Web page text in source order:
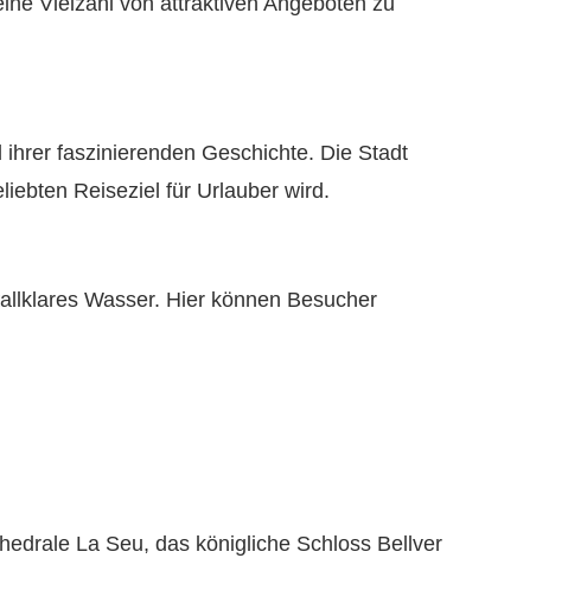
faszinierenden Geschichte. Die Stadt
Reiseziel für Urlauber wird.
Wasser. Hier können Besucher
La Seu, das königliche Schloss Bellver